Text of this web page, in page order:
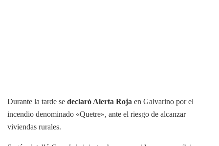
Durante la tarde se declaró Alerta Roja en Galvarino por el
incendio denominado «Quetre», ante el riesgo de alcanzar
viviendas rurales.